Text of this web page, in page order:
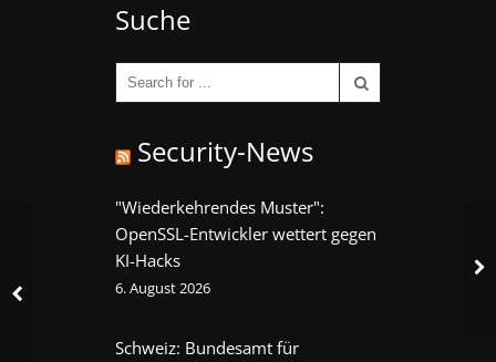
Suche
Security-News
"Wiederkehrendes Muster":
OpenSSL-Entwickler wettert gegen
KI-Hacks
6. August 2026
Schweiz: Bundesamt für